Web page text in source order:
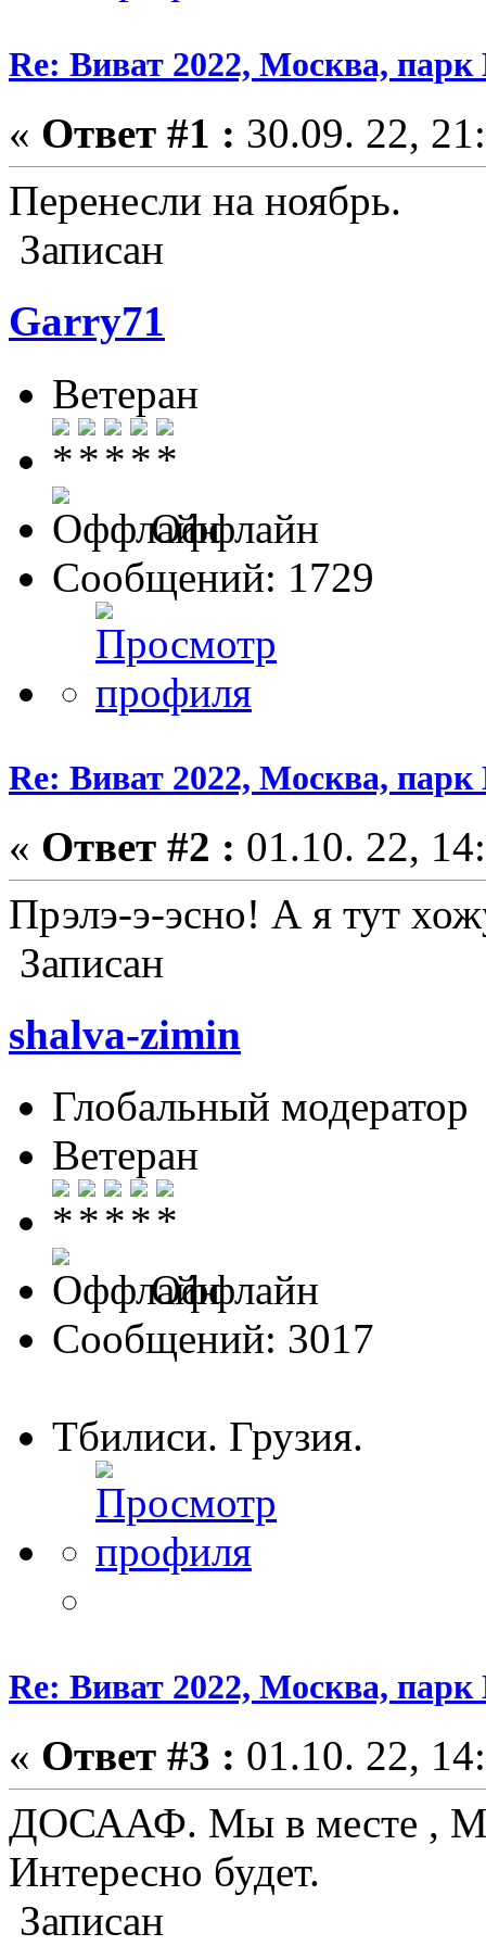
Re: Виват 2022, Москва, парк
« Ответ #1 : 30.09. 22,
Перенесли на ноябрь.
Записан
Garry71
Ветеран
Оффлайн
Сообщений: 1729
Re: Виват 2022, Москва, парк
« Ответ #2 : 01.10. 22,
Прэлэ-э-эсно! А я тут
Записан
shalva-zimin
Глобальный модератор
Ветеран
Оффлайн
Сообщений: 3017
Тбилиси. Грузия.
Re: Виват 2022, Москва, парк
« Ответ #3 : 01.10. 22,
ДОСААФ. Мы в месте ,
Интересно будет.
Записан